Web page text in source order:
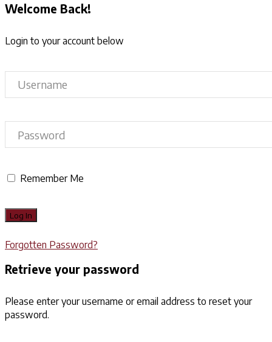
Welcome Back!
Login to your account below
Remember Me
Forgotten Password?
Retrieve your password
Please enter your username or email address to reset your
password.